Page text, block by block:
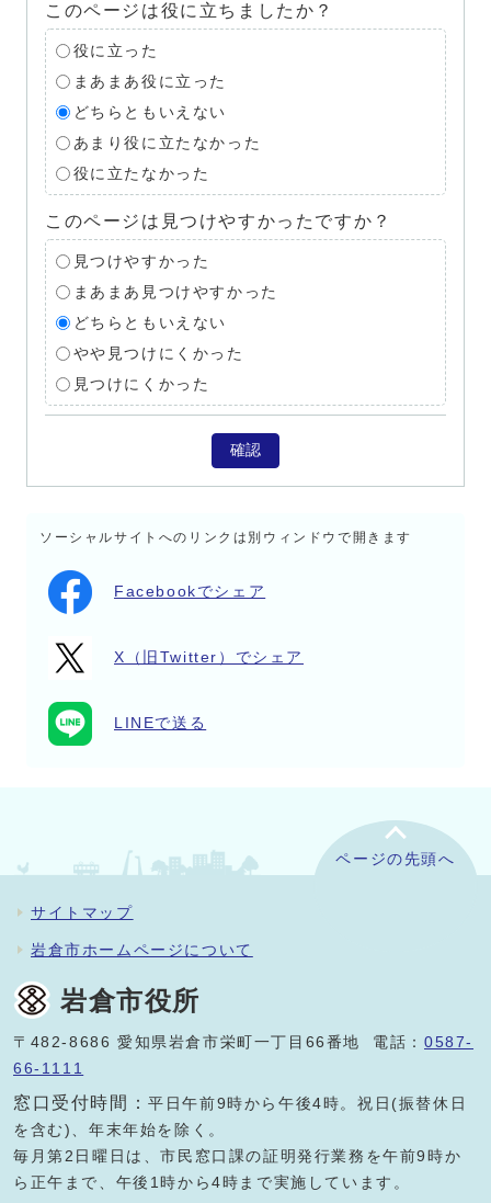
このページは役に立ちましたか？
役に立った
まあまあ役に立った
どちらともいえない
あまり役に立たなかった
役に立たなかった
このページは見つけやすかったですか？
見つけやすかった
まあまあ見つけやすかった
どちらともいえない
やや見つけにくかった
見つけにくかった
確認
ソーシャルサイトへのリンクは別ウィンドウで開きます
Facebookでシェア
X（旧Twitter）でシェア
LINEで送る
ページの先頭へ
サイトマップ
岩倉市ホームページについて
岩倉市役所
〒482-8686 愛知県岩倉市栄町一丁目66番地 電話：0587-
66-1111
窓口受付時間：平日午前9時から午後4時。祝日(振替休日
を含む)、年末年始を除く。
毎月第2日曜日は、市民窓口課の証明発行業務を午前9時か
ら正午まで、午後1時から4時まで実施しています。